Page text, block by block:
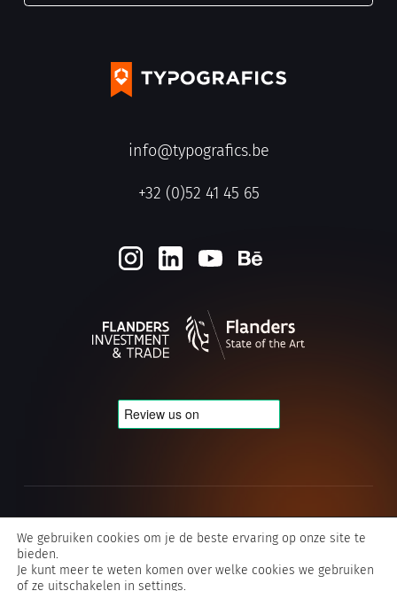
info@typografics.be
+32 (0)52 41 45 65
Algemene voorwaarden Typografics
We gebruiken cookies om je de beste ervaring op onze site te
bieden.
Je kunt meer te weten komen over welke cookies we gebruiken
of ze uitschakelen in settings.